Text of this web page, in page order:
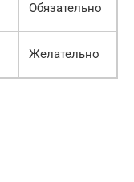
Обязательно
Желательно